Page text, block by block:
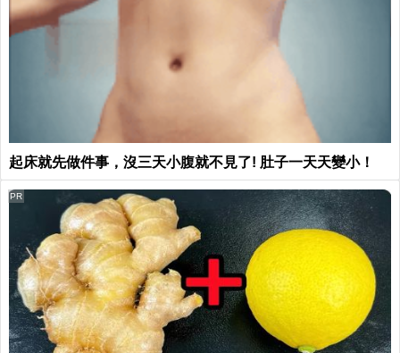
起床就先做件事，沒三天小腹就不見了! 肚子一天天變小！
PR